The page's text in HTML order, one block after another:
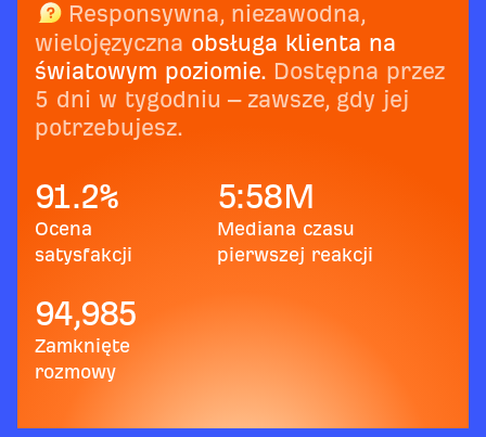
Responsywna, niezawodna,
wielojęzyczna obsługa klienta na
światowym poziomie. Dostępna przez
5 dni w tygodniu – zawsze, gdy jej
potrzebujesz.
91.2%
Ocena
satysfakcji
5:58M
Mediana czasu
pierwszej reakcji
94,985
Zamknięte
rozmowy